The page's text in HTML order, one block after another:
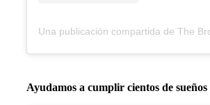
Ayudamos a cumplir cientos de sueños